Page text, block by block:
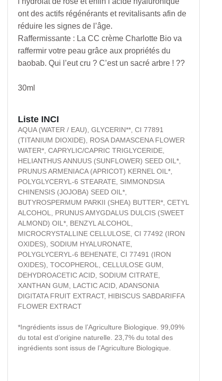
ont des actifs régénérants et revitalisants afin de
réduire les signes de l’âge.
Raffermissante : La CC crème Charlotte Bio va
raffermir votre peau grâce aux propriétés du
baobab. Qui l’eut cru ? C’est un sacré arbre ! ??
30ml
Liste INCI
AQUA (WATER / EAU), GLYCERIN**, CI 77891
(TITANIUM DIOXIDE), ROSA DAMASCENA FLOWER
WATER*, CAPRYLIC/CAPRIC TRIGLYCERIDE,
HELIANTHUS ANNUUS (SUNFLOWER) SEED OIL*,
PRUNUS ARMENIACA (APRICOT) KERNEL OIL*,
POLYGLYCERYL-6 STEARATE, SIMMONDSIA
CHINENSIS (JOJOBA) SEED OIL*,
BUTYROSPERMUM PARKII (SHEA) BUTTER*, CETYL
ALCOHOL, PRUNUS AMYGDALUS DULCIS (SWEET
ALMOND) OIL*, BENZYL ALCOHOL,
MICROCRYSTALLINE CELLULOSE, CI 77492 (IRON
OXIDES), SODIUM HYALURONATE,
POLYGLYCERYL-6 BEHENATE, CI 77491 (IRON
OXIDES), TOCOPHEROL, CELLULOSE GUM,
DEHYDROACETIC ACID, SODIUM CITRATE,
XANTHAN GUM, LACTIC ACID, ADANSONIA
DIGITATA FRUIT EXTRACT, HIBISCUS SABDARIFFA
FLOWER EXTRACT
*Ingrédients issus de l’Agriculture Biologique. 99,09%
du total est d’origine naturelle. 23,7% du total des
ingrédients sont issus de l’Agriculture Biologique.